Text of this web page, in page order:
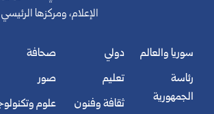
الإعلام، ومركزها
سوريا والعالم
رئاسة
الجمهورية
دولي
تعليم
ثقافة وفنون
صحافة
صور
علوم